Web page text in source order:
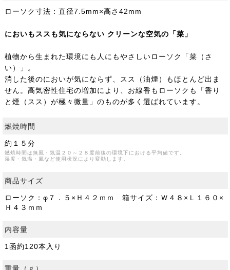
ローソク寸法：直径7.5mm×高さ42mm
においもススも気にならない クリーンな空気の「菜」
植物から生まれた環境にも人にもやさしいローソク「菜（さ
い）」。
消した後のにおいが気にならず、スス（油煙）もほとんど出ま
せん。高気密性住宅の増加により、お線香もローソクも「香り
と煙（スス）が極々微量」のものが多く選ばれています。
燃焼時間
約１５分
燃焼時間は無風・気温２０～２８度前後の環境下における平均値です。
湿度・気温・風など使用状況により変動します。
商品サイズ
ローソク：φ７．５×Ｈ４２ｍｍ 箱サイズ：Ｗ４８×Ｌ１６０×
Ｈ４３ｍｍ
内容量
1函約120本入り